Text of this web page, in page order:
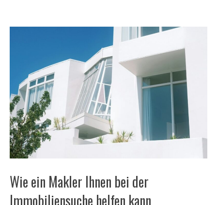
Wie ein Makler Ihnen bei der
Immobiliensuche helfen kann